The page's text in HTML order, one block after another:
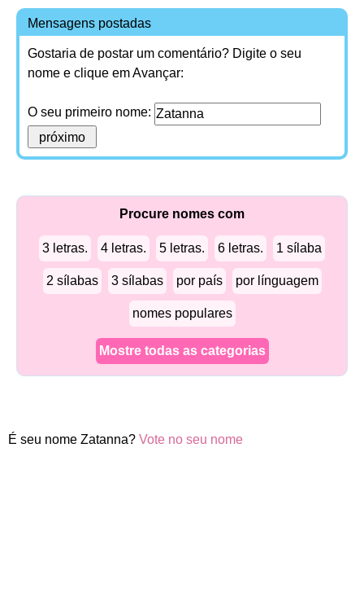
Mensagens postadas
Gostaria de postar um comentário? Digite o seu
nome e clique em Avançar:
O seu primeiro nome:
Procure nomes com
3 letras. 4 letras. 5 letras. 6 letras. 1 sílaba
2 sílabas 3 sílabas por país por línguagem
nomes populares
Mostre todas as categorias
É seu nome Zatanna? Vote no seu nome